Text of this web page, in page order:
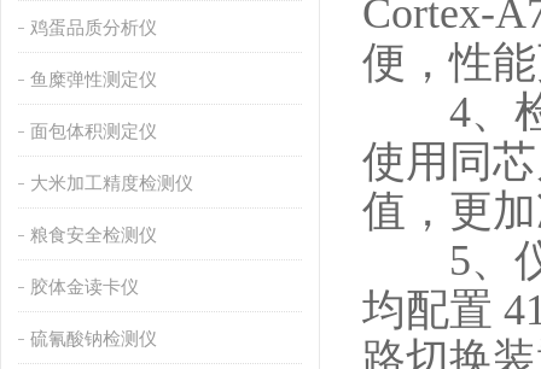
鸡蛋品质分析仪
鱼糜弹性测定仪
面包体积测定仪
大米加工精度检测仪
粮食安全检测仪
胶体金读卡仪
硫氰酸钠检测仪
Cortex-
便，性
4、检
使用同
值，更
5、仪
均配置
路切换